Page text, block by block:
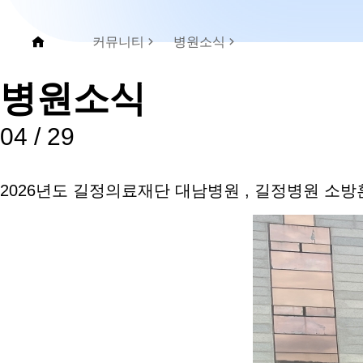
커뮤니티 병원소식
병원소식
04 / 29
2026년도 길정의료재단 대남병원 , 길정병원 소방